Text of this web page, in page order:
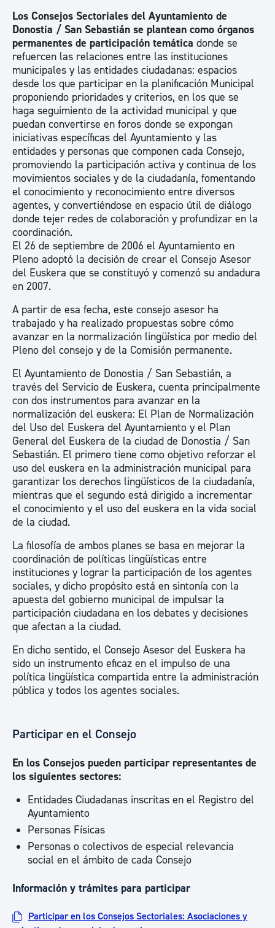
Los Consejos Sectoriales del Ayuntamiento de
Donostia / San Sebastián se plantean como órganos
permanentes de participación temática donde se
refuercen las relaciones entre las instituciones
municipales y las entidades ciudadanas: espacios
desde los que participar en la planificación Municipal
proponiendo prioridades y criterios, en los que se
haga seguimiento de la actividad municipal y que
puedan convertirse en foros donde se expongan
iniciativas específicas del Ayuntamiento y las
entidades y personas que componen cada Consejo,
promoviendo la participación activa y continua de los
movimientos sociales y de la ciudadanía, fomentando
el conocimiento y reconocimiento entre diversos
agentes, y convertiéndose en espacio útil de diálogo
donde tejer redes de colaboración y profundizar en la
coordinación.
El 26 de septiembre de 2006 el Ayuntamiento en
Pleno adoptó la decisión de crear el Consejo Asesor
del Euskera que se constituyó y comenzó su andadura
en 2007.
A partir de esa fecha, este consejo asesor ha
trabajado y ha realizado propuestas sobre cómo
avanzar en la normalización lingüística por medio del
Pleno del consejo y de la Comisión permanente.
El Ayuntamiento de Donostia / San Sebastián, a
través del Servicio de Euskera, cuenta principalmente
con dos instrumentos para avanzar en la
normalización del euskera: El Plan de Normalización
del Uso del Euskera del Ayuntamiento y el Plan
General del Euskera de la ciudad de Donostia / San
Sebastián. El primero tiene como objetivo reforzar el
uso del euskera en la administración municipal para
garantizar los derechos lingüísticos de la ciudadanía,
mientras que el segundo está dirigido a incrementar
el conocimiento y el uso del euskera en la vida social
de la ciudad.
La filosofía de ambos planes se basa en mejorar la
coordinación de políticas lingüísticas entre
instituciones y lograr la participación de los agentes
sociales, y dicho propósito está en sintonía con la
apuesta del gobierno municipal de impulsar la
participación ciudadana en los debates y decisiones
que afectan a la ciudad.
En dicho sentido, el Consejo Asesor del Euskera ha
sido un instrumento eficaz en el impulso de una
política lingüística compartida entre la administración
pública y todos los agentes sociales.
Participar en el Consejo
En los Consejos pueden participar representantes de
los siguientes sectores:
Entidades Ciudadanas inscritas en el Registro del
Ayuntamiento
Personas Físicas
Personas o colectivos de especial relevancia
social en el ámbito de cada Consejo
Información y trámites para participar
Participar en los Consejos Sectoriales: Asociaciones y